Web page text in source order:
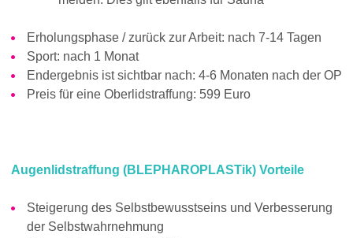
Erholungsphase / zurück zur Arbeit: nach 7-14 Tagen
Sport: nach 1 Monat
Endergebnis ist sichtbar nach: 4-6 Monaten nach der OP
Preis für eine Oberlidstraffung: 599 Euro
Augenlidstraffung (BLEPHAROPLASTik) Vorteile
Steigerung des Selbstbewusstseins und Verbesserung
der Selbstwahrnehmung